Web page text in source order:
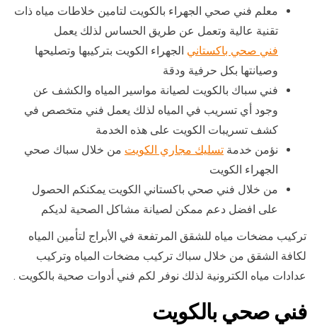
معلم فني صحي الجهراء بالكويت لتامين خلاطات مياه ذات
تقنية عالية وتعمل عن طريق الحساس لذلك يعمل
فني صحي باكستاني الجهراء الكويت بتركيبها وتصليحها
وصيانتها بكل حرفية ودقة
فني سباك بالكويت لصيانة مواسير المياه والكشف عن
وجود أي تسريب في المياه لذلك يعمل فني متخصص في
كشف تسريبات الكويت على هذه الخدمة
نؤمن خدمة تسليك مجاري الكويت من خلال سباك صحي
الجهراء الكويت
من خلال فني صحي باكستاني الكويت يمكنكم الحصول
على افضل دعم ممكن لصيانة مشاكل الصحية لديكم
تركيب مضخات مياه للشقق المرتفعة في الأبراج لتأمين المياه
لكافة الشقق من خلال سباك تركيب مضخات المياه وتركيب
عدادات مياه الكترونية لذلك نوفر لكم فني أدوات صحية بالكويت .
فني صحي بالكويت